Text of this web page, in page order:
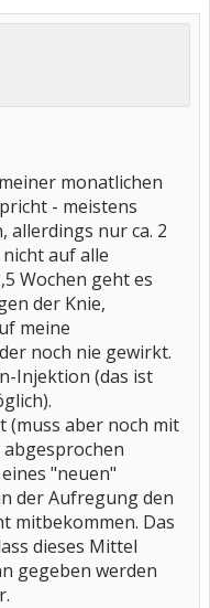
monatlichen
- meistens
allerdings nur ca. 2
auf alle
Wochen geht es
der Knie,
meine
noch nie gewirkt.
Injektion (das ist
(muss aber noch mit
"neuen"
der Aufregung den
mitbekommen. Das
dieses Mittel
gegeben werden